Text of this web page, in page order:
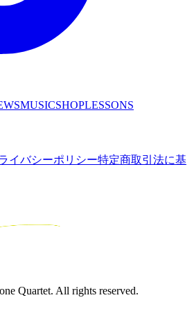
MUSICSHOPLESSONS
イバシーポリシー特定商取引法に基
Quartet. All rights reserved.